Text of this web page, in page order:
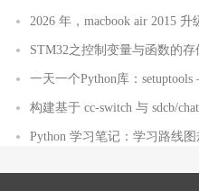
2026 年，macbook air 2015
STM32之控制变量与函数的存
一天一个Python库：
构建基于 cc-switch 与 sdcb/
Python 学习笔记：学习路线图